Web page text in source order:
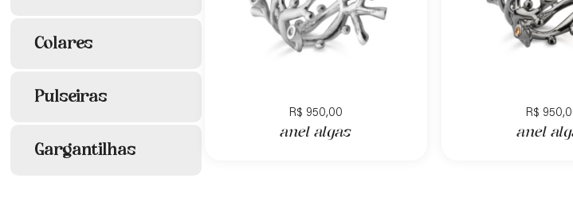
Colares
Pulseiras
Gargantilhas
R$ 950,00
anel algas
R$
anel